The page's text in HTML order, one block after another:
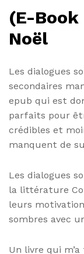
(E-Book
Noël
Les dialogues
secondaires
epub qui est
parfaits pour
crédibles et
manquent de
Les dialogues
la littérature
leurs
sombres avec
Un livre qui